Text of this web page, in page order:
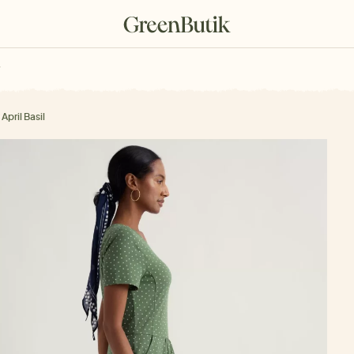
poukazy
Basil